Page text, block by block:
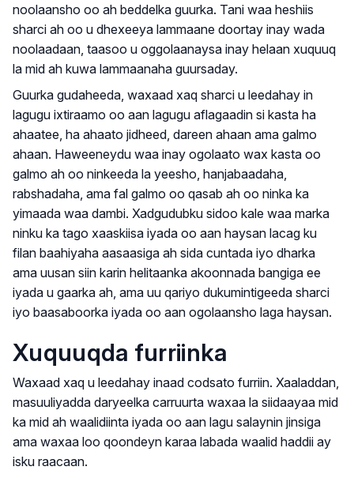
noolaansho oo ah beddelka guurka. Tani waa heshiis
sharci ah oo u dhexeeya lammaane doortay inay wada
noolaadaan, taasoo u oggolaanaysa inay helaan xuquuq
la mid ah kuwa lammaanaha guursaday.
Guurka gudaheeda, waxaad xaq sharci u leedahay in
lagugu ixtiraamo oo aan lagugu aflagaadin si kasta ha
ahaatee, ha ahaato jidheed, dareen ahaan ama galmo
ahaan. Haweeneydu waa inay ogolaato wax kasta oo
galmo ah oo ninkeeda la yeesho, hanjabaadaha,
rabshadaha, ama fal galmo oo qasab ah oo ninka ka
yimaada waa dambi. Xadgudubku sidoo kale waa marka
ninku ka tago xaaskiisa iyada oo aan haysan lacag ku
filan baahiyaha aasaasiga ah sida cuntada iyo dharka
ama uusan siin karin helitaanka akoonnada bangiga ee
iyada u gaarka ah, ama uu qariyo dukumintigeeda sharci
iyo baasaboorka iyada oo aan ogolaansho laga haysan.
Xuquuqda furriinka
Waxaad xaq u leedahay inaad codsato furriin. Xaaladdan,
masuuliyadda daryeelka carruurta waxaa la siidaayaa mid
ka mid ah waalidiinta iyada oo aan lagu salaynin jinsiga
ama waxaa loo qoondeyn karaa labada waalid haddii ay
isku raacaan.